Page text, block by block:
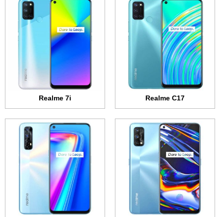
Realme C17
Realme 7i
الشاشة:6.4 بوصة - Super AMOLED
الذاكرة الداخلية:128 جيجابايت
الرام:6 أو 8 جيجابايت
الكاميرا:64 + 8 + 2 + 2 ميجابكسل
المعالج:Snapdragon 720G
البطارية:4500 مللي أمبير - 65 واط
عرض الموصفات ←
الشاشة:
الذاكرة الداخلية:
الرام:
المعالج: Mediatek Helio G95
البطارية:5000 مللي أمبير - 30 واط
عرض الموصفات ←
الشاشة:6.55 بوصة - Super AMOLED
الذاكرة الداخلية: 128 أو 256 جيجابايت
الرام:6 أو 8 جيجابايت
الكاميرا:64 + 8 + 2 + 2 ميجابكسل
المعالج:+Mediatek Dimensity 1000
البطارية:4500 مللي أمبير
عرض الموصفات ←
الشاشة:6.4 بوصة - AMOLED
الذاكرة الداخلية:128 جيجابايت
الرام: 6 أو 8 جيجابايت
الكاميرا:64 + 8 + 2 + 2 ميجابكسل
MediaTek Dimensity 800U 5G
4300 مللي أمبير - 65 واط
عرض الموصفات ←